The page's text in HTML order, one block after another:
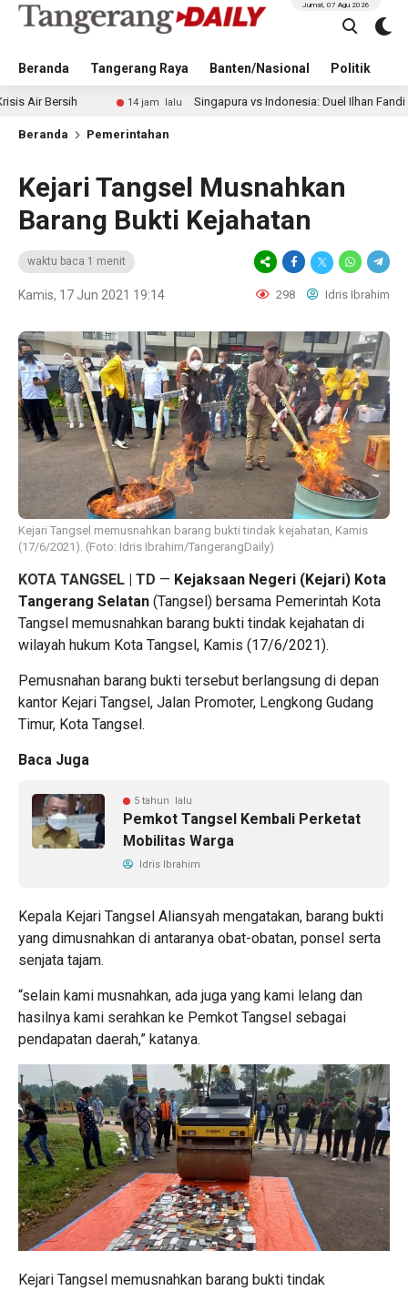
Beranda Tangerang Raya Banten/Nasional Politik
Jumat, 07 Agu 2026
14 jam lalu Singapura vs Indonesia: Duel Ilhan Fandi vs Mitchell
Beranda Pemerintahan
Kejari Tangsel Musnahkan
Barang Bukti Kejahatan
waktu baca 1 menit
Kamis, 17 Jun 2021 19:14 298 Idris Ibrahim
Kejari Tangsel memusnahkan barang bukti tindak kejahatan, Kamis
(17/6/2021). (Foto: Idris Ibrahim/TangerangDaily)
KOTA TANGSEL | TD — Kejaksaan Negeri (Kejari) Kota
Tangerang Selatan (Tangsel) bersama Pemerintah Kota
Tangsel memusnahkan barang bukti tindak kejahatan di
wilayah hukum Kota Tangsel, Kamis (17/6/2021).
Pemusnahan barang bukti tersebut berlangsung di depan
kantor Kejari Tangsel, Jalan Promoter, Lengkong Gudang
Timur, Kota Tangsel.
Baca Juga
5 tahun lalu
Pemkot Tangsel Kembali Perketat
Mobilitas Warga
Idris Ibrahim
Kepala Kejari Tangsel Aliansyah mengatakan, barang bukti
yang dimusnahkan di antaranya obat-obatan, ponsel serta
senjata tajam.
“selain kami musnahkan, ada juga yang kami lelang dan
hasilnya kami serahkan ke Pemkot Tangsel sebagai
pendapatan daerah,” katanya.
Kejari Tangsel memusnahkan barang bukti tindak